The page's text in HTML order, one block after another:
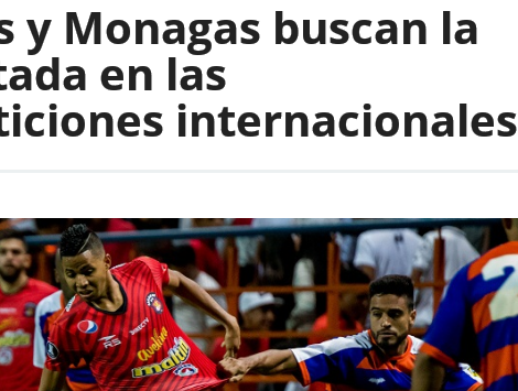
y Monagas buscan la
en las
internacionales